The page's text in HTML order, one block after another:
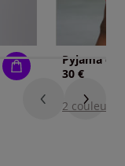
Pyjama
30 €
2 couleurs